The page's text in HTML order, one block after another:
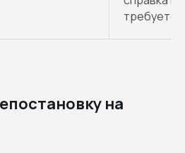
требуется
на